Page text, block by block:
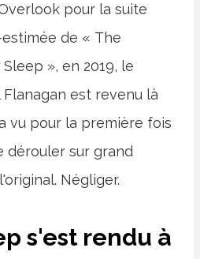
pour la suite
de « The
», en 2019, le
est revenu là
vu pour la première fois
dérouler sur grand
Négliger.
s'est rendu à